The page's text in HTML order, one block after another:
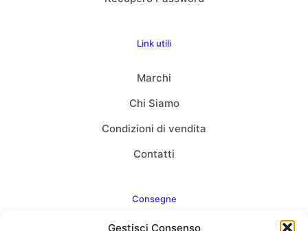
Gestisci Consenso
Link utili
Marchi
Chi Siamo
Condizioni di vendita
Contatti
Consegne